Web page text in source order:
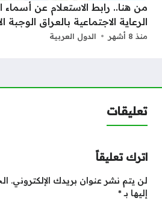
من هنا.. رابط الاستعلام عن
الرعاية الاجتماعية بالعراق الوجبة
منذ 8 أشهر الدول العربية
تعليقات
اترك تعليقاً
لن يتم نشر عنوان بريدك الإلكتروني.
إليها بـ*